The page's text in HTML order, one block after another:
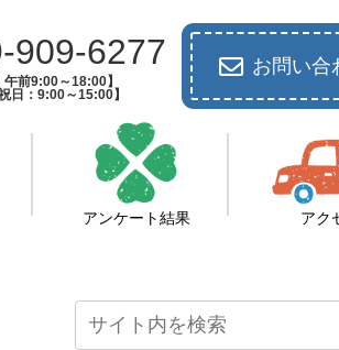
909-6277
午前9:00～18:00】
日：9:00～15:00】
お問い合
アンケート結果 アク